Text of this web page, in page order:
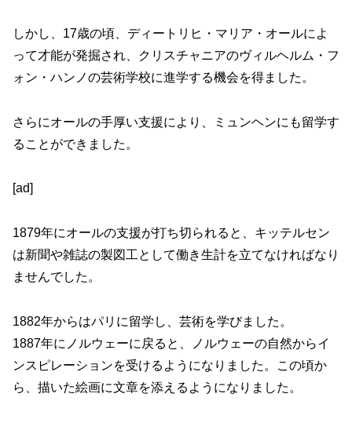
しかし、17歳の頃、ディートリヒ・マリア・オールによ
って才能が発掘され、クリスチャニアのヴィルヘルム・フ
ォン・ハンノの芸術学校に進学する機会を得ました。
さらにオールの手厚い支援により、ミュンヘンにも留学す
ることができました。
[ad]
1879年にオールの支援が打ち切られると、キッテルセン
は新聞や雑誌の製図工として働き生計を立てなければなり
ませんでした。
1882年からはパリに留学し、芸術を学びました。
1887年にノルウェーに戻ると、ノルウェーの自然からイ
ンスピレーションを受けるようになりました。この頃か
ら、描いた絵画に文章を添えるようになりました。